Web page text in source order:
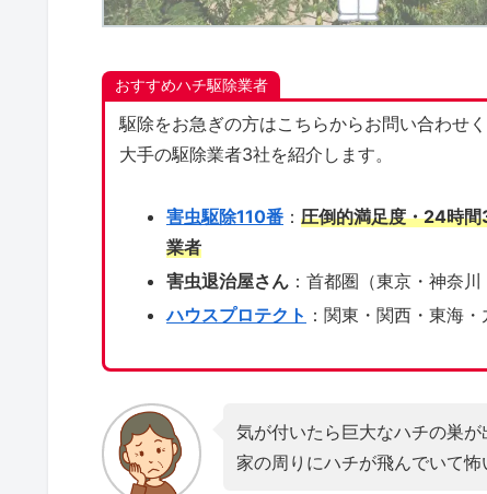
おすすめハチ駆除業者
駆除をお急ぎの方はこちらからお問い合わせく
大手の駆除業者3社を紹介します。
害虫駆除110番： 圧倒的満足度・24時
業者
害虫退治屋さん：首都圏（東京・神奈川
ハウスプロテクト ：関東・関西・東海・
気が付いたら巨大なハチの巣が
家の周りにハチが飛んでいて